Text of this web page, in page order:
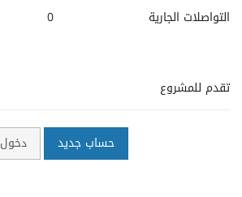
التواصلات الجارية
0
تقدم للمشروع
حساب جديد دخول